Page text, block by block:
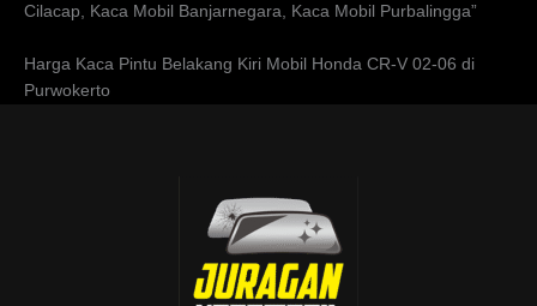
Cilacap, Kaca Mobil Banjarnegara, Kaca Mobil Purbalingga”
Harga Kaca Pintu Belakang Kiri Mobil Honda CR-V 02-06 di
Purwokerto